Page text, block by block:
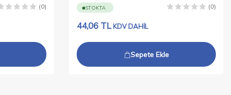
(0) STOKTA (0)
44,06 TL KDV DAHİL
Sepete Ekle